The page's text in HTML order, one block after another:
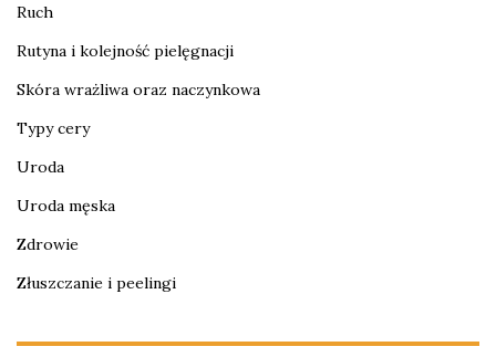
Ruch
Rutyna i kolejność pielęgnacji
Skóra wrażliwa oraz naczynkowa
Typy cery
Uroda
Uroda męska
Zdrowie
Złuszczanie i peelingi